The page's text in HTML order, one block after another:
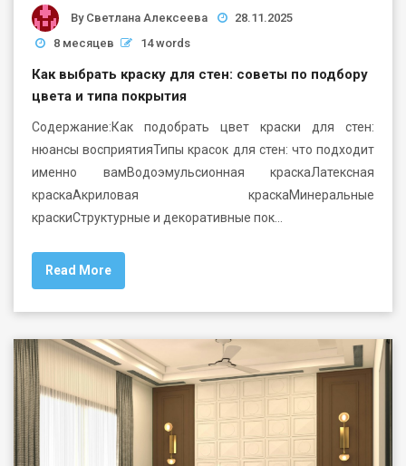
By Светлана Алексеева
28.11.2025
8 месяцев
14 words
Как выбрать краску для стен: советы по подбору
цвета и типа покрытия
Содержание:Как подобрать цвет краски для стен:
нюансы восприятияТипы красок для стен: что подходит
именно вамВодоэмульсионная краскаЛатексная
краскаАкриловая краскаМинеральные
краскиСтруктурные и декоративные пок…
Read More